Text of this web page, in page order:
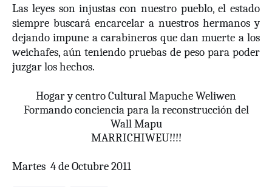
Las leyes son injustas con nuestro pueblo, el estado
siempre buscará encarcelar a nuestros hermanos y
dejando impune a carabineros que dan muerte a los
weichafes, aún teniendo pruebas de peso para poder
juzgar los hechos.
Hogar y centro Cultural Mapuche Weliwen
Formando conciencia para la reconstrucción del
Wall Mapu
MARRICHIWEU!!!!
Martes 4 de Octubre 2011